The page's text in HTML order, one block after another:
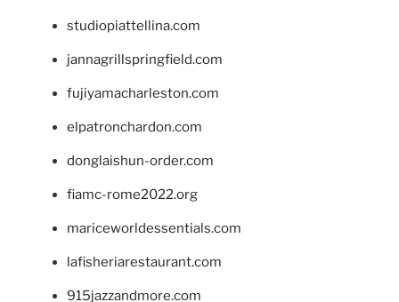
studiopiattellina.com
jannagrillspringfield.com
fujiyamacharleston.com
elpatronchardon.com
donglaishun-order.com
fiamc-rome2022.org
mariceworldessentials.com
lafisheriarestaurant.com
915jazzandmore.com